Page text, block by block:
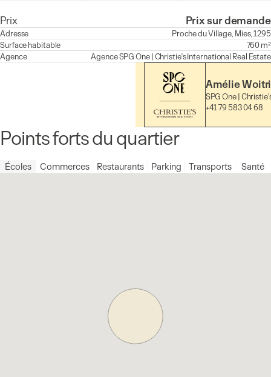
Prix Prix sur demande
Adresse
Proche du Village, Mies, 1295
Surface habitable
760 m²
Agence
AgenceSPG One | Christie's International Real Estate
Amélie
SPG One |
+41 79 583 04 68
Points forts du quartier
Écoles Commerces Restaurants Parking Transports Santé